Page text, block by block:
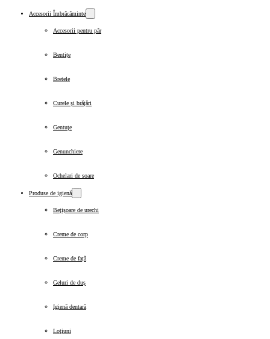
Accesorii Îmbrăcăminte
Accesorii pentru păr
Bentițe
Bretele
Curele și brățări
Gentuțe
Genunchiere
Ochelari de soare
Produse de igienă
Bețișoare de urechi
Creme de corp
Creme de față
Geluri de duș
Igienă dentară
Loțiuni